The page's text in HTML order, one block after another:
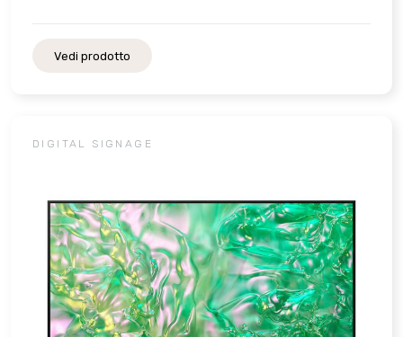
Vedi prodotto
DIGITAL SIGNAGE